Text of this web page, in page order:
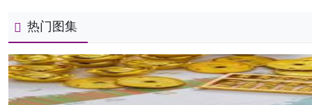
热门图集